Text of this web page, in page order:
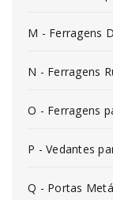
M - Ferragens
N - Ferragens
O - Ferragens
P - Vedantes
Q - Portas